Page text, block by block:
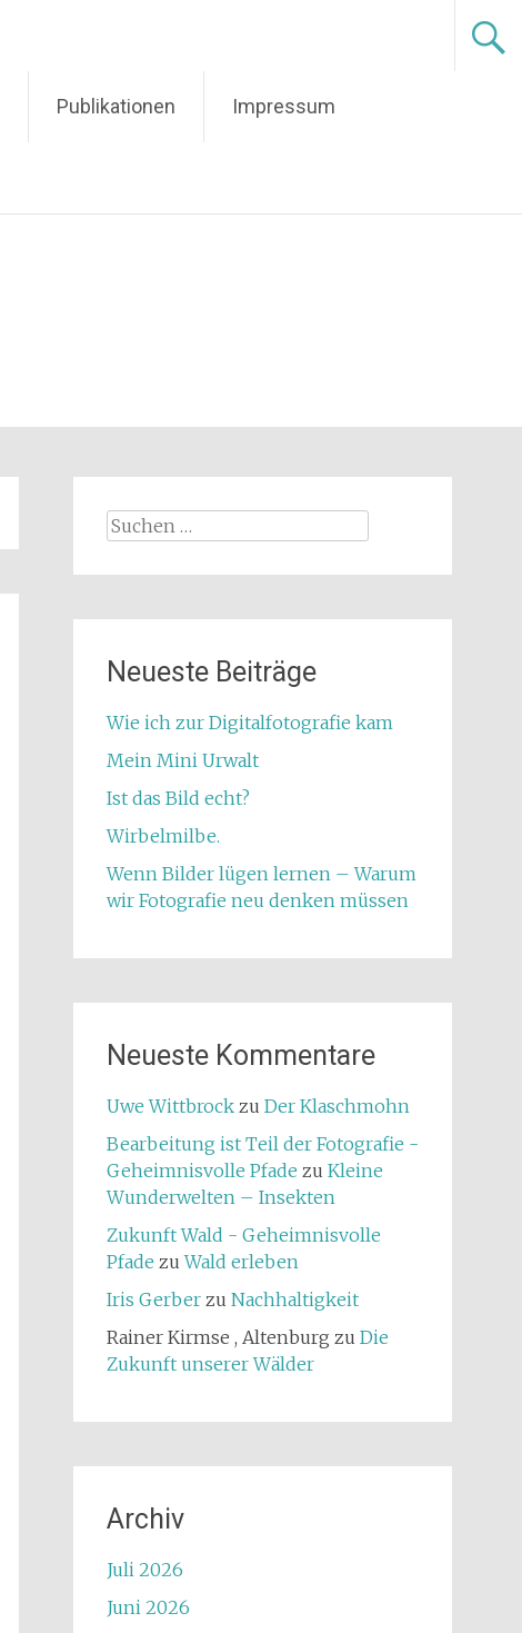
Publikationen Impressum
Suchen
Neueste Beiträge
Wie ich zur Digitalfotografie kam
Mein Mini Urwalt
Ist das Bild echt?
Wirbelmilbe.
Wenn Bilder lügen lernen – Warum
wir Fotografie neu denken müssen
Neueste Kommentare
Uwe Wittbrockzu Der Klaschmohn
Bearbeitung ist Teil der Fotografie -
Geheimnisvolle Pfade zu Kleine
Wunderwelten – Insekten
Zukunft Wald - Geheimnisvolle
Pfade zuWald erleben
Iris Gerberzu Nachhaltigkeit
Rainer Kirmse , Altenburg zu Die
Zukunft unserer Wälder
Archiv
Juli 2026
Juni 2026